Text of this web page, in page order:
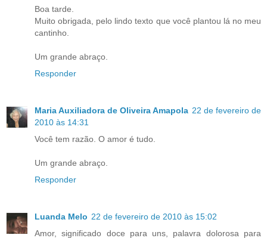
Boa tarde.
Muito obrigada, pelo lindo texto que você plantou lá no meu
cantinho.
Um grande abraço.
Responder
Maria Auxiliadora de Oliveira Amapola 22 de fevereiro de
2010 às 14:31
Você tem razão. O amor é tudo.
Um grande abraço.
Responder
Luanda Melo 22 de fevereiro de 2010 às 15:02
Amor, significado doce para uns, palavra dolorosa para